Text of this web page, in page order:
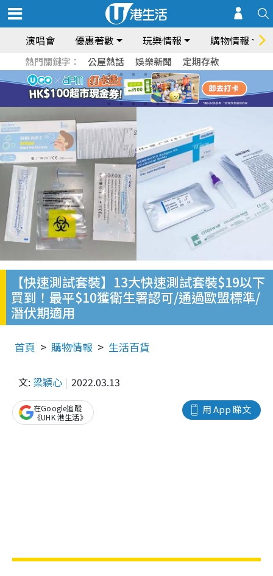
演唱會 優惠著數 玩樂情報 購物情報
熱門關鍵字： 公屋熱話 娛樂新聞 定期存款
【快速測試套裝】13大快速測試套裝$19以下
買到！最平$10獲衛生署認可/通過歐盟標準/
潛伏期適用
首頁 購物情報 生活百貨
文: 梁穎心 2022.03.13
用 App 睇文
在Google追蹤
《UHK 港生活》